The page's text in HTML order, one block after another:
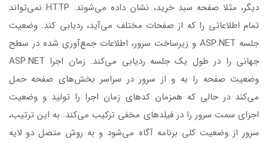
دیگر، مثلا صفحه سبد خرید، نشان داده می‌شوند. HTTP نمی‌تواند
تمام اطلاعاتی را که از صفحات مختلف می‌آید، ردیابی کند. وضعیت
جلسه ASP.NET و زیرساخت سرور، اطلاعات جمع‌آوری شده در سطح
جهانی را در طول یک جلسه ردیابی می‌کند. زمان اجرا ASP.NET
وضعیت صفحه را به و از سرور در سراسر بخش‌های صفحه حمل
می‌کند در حالی که همزمان کدهای زمان اجرا را تولید و وضعیت
اجزای سمت سرور را در فیلدهای مخفی ترکیب می‌کند. به این ترتیب،
سرور از وضعیت کلی برنامه آگاه می‌شود و به روش متصل دو لایه